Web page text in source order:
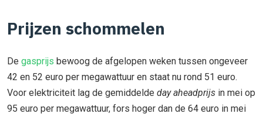
Prijzen schommelen
De gasprijs bewoog de afgelopen weken tussen ongeveer
42 en 52 euro per megawattuur en staat nu rond 51 euro.
Voor elektriciteit lag de gemiddelde day aheadprijs in mei op
95 euro per megawattuur, fors hoger dan de 64 euro in mei